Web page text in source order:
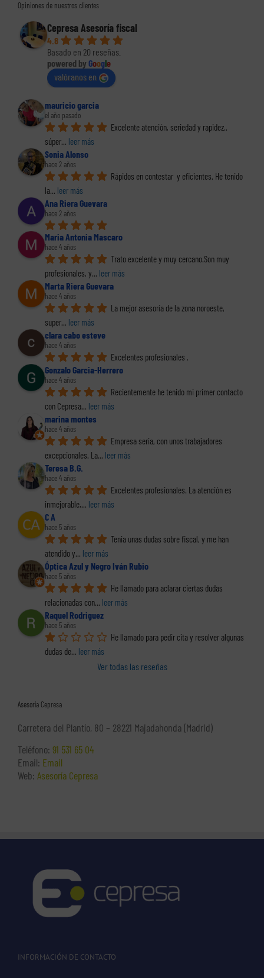
Opiniones de nuestros clientes
Cepresa Asesoría fiscal
4.8
Basado en 20 reseñas.
powered by Google
valóranos en
mauricio garcia
el año pasado
Excelente atención, seriedad y rapidez..
súper... leer más
Sonia Alonso
hace 2 años
Rápidos en contestar  y eficientes. He tenido
la... leer más
Ana Riera Guevara
hace 2 años
Maria Antonia Mascaro
hace 4 años
Trato excelente y muy cercano.Son muy
profesionales, y... leer más
Marta Riera Guevara
hace 4 años
La mejor asesoría de la zona noroeste,
super... leer más
clara cabo esteve
hace 4 años
Excelentes profesionales .
Gonzalo Garcia-Herrero
hace 4 años
Recientemente he tenido mi primer contacto
con Cepresa... leer más
marina montes
hace 4 años
Empresa seria, con unos trabajadores
excepcionales. La... leer más
Teresa B.G.
hace 4 años
Excelentes profesionales. La atención es
inmejorable,... leer más
C A
hace 5 años
Tenia unas dudas sobre fiscal, y me han
atendido y... leer más
Óptica Azul y Negro Iván Rubio
hace 5 años
He llamado para aclarar ciertas dudas
relacionadas con... leer más
Raquel Rodriguez
hace 5 años
He llamado para pedir cita y resolver algunas
dudas de... leer más
Ver todas las reseñas
Asesoría Cepresa
Carretera del Plantío, 80 – 28221 Majadahonda (Madrid)
Teléfono: 91 531 65 04
Email: Email
Web: Asesoría Cepresa
INFORMACIÓN DE CONTACTO